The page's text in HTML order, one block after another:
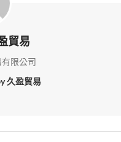
貿易
限公司
久盈貿易